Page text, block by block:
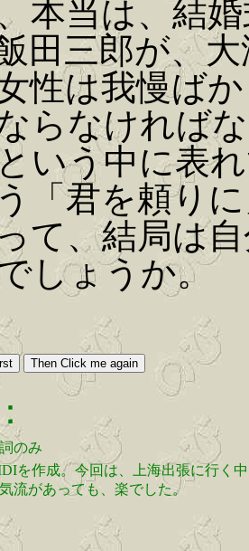
本当は、結
田三郎が、
性は我慢ば
らなければ
いう中に表
「君を頼り
って、結局は
しょうか。
のみ
を作成。今回は、上海出張に行く
流があっても、楽でした。